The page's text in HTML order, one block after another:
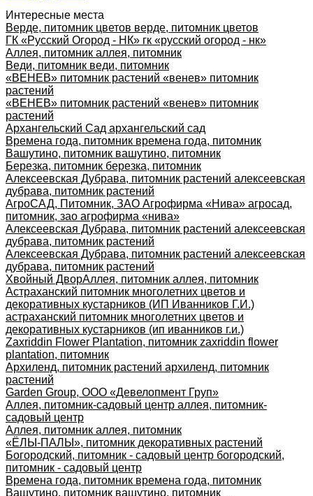
Интересные места
Верде, питомник цветов верде, питомник цветов
ГК «Русский Огород - НК» гк «русский огород - нк»
Аллея, питомник аллея, питомник
Веди, питомник веди, питомник
«ВЕНЕВ» питомник растений «венев» питомник
растений
«ВЕНЕВ» питомник растений «венев» питомник
растений
Архангельский Сад архангельский сад
Времена года, питомник времена года, питомник
Вашутино, питомник вашутино, питомник
Березка, питомник березка, питомник
Алексеевская Дубрава, питомник растений алексеевская
дубрава, питомник растений
АгроСАД, Питомник, ЗАО Агрофирма «Нива» агросад,
питомник, зао агрофирма «нива»
Алексеевская Дубрава, питомник растений алексеевская
дубрава, питомник растений
Алексеевская Дубрава, питомник растений алексеевская
дубрава, питомник растений
Хвойный ДворАллея, питомник аллея, питомник
Астраханский питомник многолетних цветов и
декоративных кустарников (ИП Иванников Г.И.)
астраханский питомник многолетних цветов и
декоративных кустарников (ип иванников г.и.)
Zaxriddin Flower Plantation, питомник zaxriddin flower
plantation, питомник
Архиленд, питомник растений архиленд, питомник
растений
Garden Group, ООО «Девелопмент Груп»
Аллея, питомник-садовый центр аллея, питомник-
садовый центр
Аллея, питомник аллея, питомник
«ЁЛЫ-ПАЛЫ», питомник декоративных растений
Богородский, питомник - садовый центр богородский,
питомник - садовый центр
Времена года, питомник времена года, питомник
Вашутино, питомник вашутино, питомник